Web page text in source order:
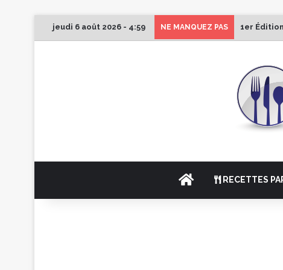
jeudi 6 août 2026 - 4:59 NE MANQUEZ PAS 1er
ACCUEILRECETTES